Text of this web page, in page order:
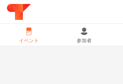
イベント 参加者